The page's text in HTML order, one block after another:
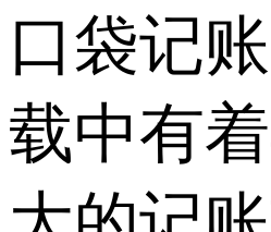
口袋记
载中有